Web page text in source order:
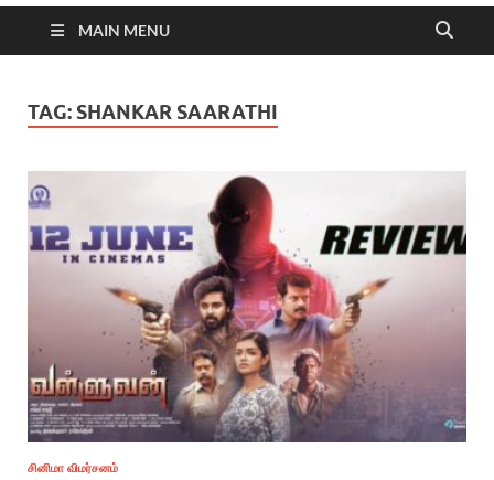
MAIN MENU
TAG: SHANKAR SAARATHI
சினிமா விமர்சனம்